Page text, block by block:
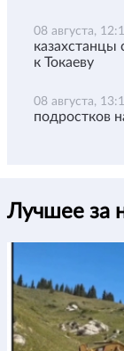
08 августа,
к Токаеву
08 августа,
подростков
Лучшее за